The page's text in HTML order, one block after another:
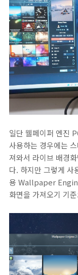
일단 웰페이퍼 엔진
사용하는 경우에는
져와서 라이브 배경
다. 하지만 그렇게 사
용 Wallpaper
화면을 가져오기 기